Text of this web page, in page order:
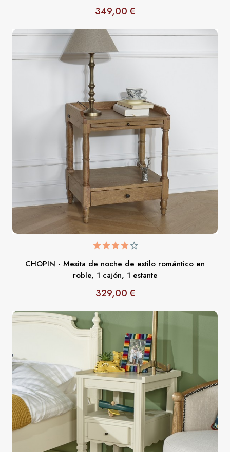
Precio
349,00 €
CHOPIN - Mesita de noche de estilo romántico en
roble, 1 cajón, 1 estante
Precio
329,00 €